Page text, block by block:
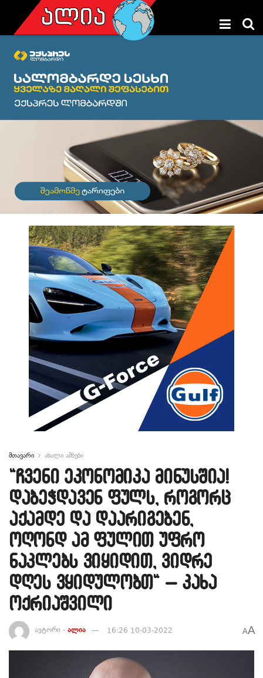
მთავარი ახალი ამბები
“ჩვენი ეკონომიკა მინუსშია!
დაბეჭდავენ ფულს, როგორც
აქამდე და დაარიგებენ,
ოღონდ ამ ფულით უფრო
ნაკლებს ვიყიდით, ვიდრე
დღეს ვყიდულობთ“ – კახა
ოქრიაშვილი
ავტორი - ალია 16:26 10-03-2022 AA